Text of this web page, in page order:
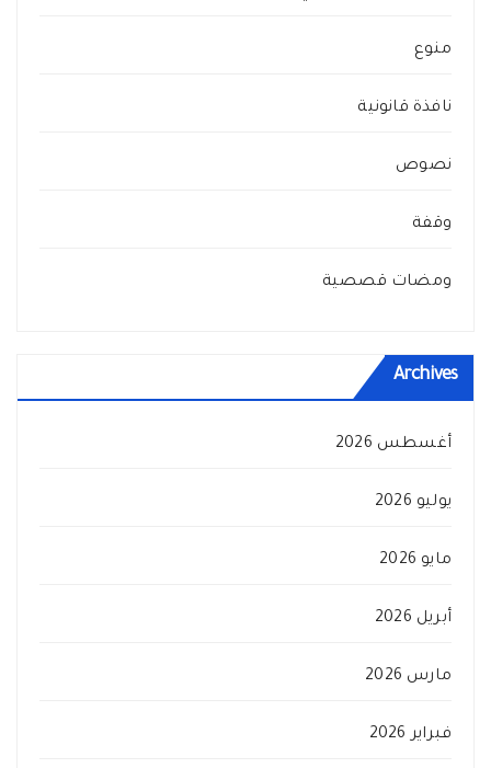
منوع
نافذة قانونية
نصوص
وقفة
ومضات قصصية
Archives
أغسطس 2026
يوليو 2026
مايو 2026
أبريل 2026
مارس 2026
فبراير 2026